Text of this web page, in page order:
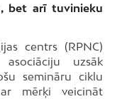
bet arī tuvinieku
centrs (RPNC)
uzsāk
semināru ciklu
mērķi veicināt